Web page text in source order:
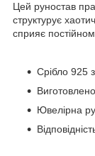
Цей руностав
структурує
сприяє
Срібло 925
Ювелірна